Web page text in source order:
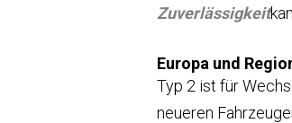
Zuverlässigkeit
Europa und
Typ 2 ist für
neueren